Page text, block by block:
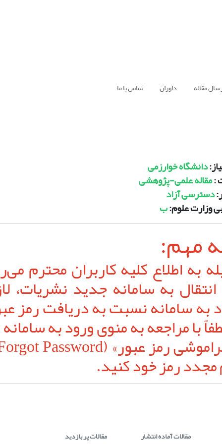
مقاله داوران تماس با ما
دانشگاه خوارزمی
:مقاله علمی-پژوهشی
دسترسی آزاد
وزارت علوم:ب
مهم:
به اطلاع کلیه کاربران محترم
به سامانه جدید نشریات،
به سامانه نسبت به دریافت رمز
با مراجعه به منوی ورود به
مجدد رمز خود کنید.
مقالات آماده انتشار مقالات پر بازدید